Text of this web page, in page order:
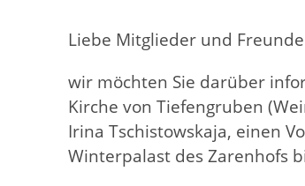
Liebe Mitglieder und
wir möchten Sie darüber
Kirche von Tiefengruben
Irina Tschistowskaja, einen
Winterpalast des Zarenhofs